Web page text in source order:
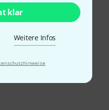
klar
Weitere Infos